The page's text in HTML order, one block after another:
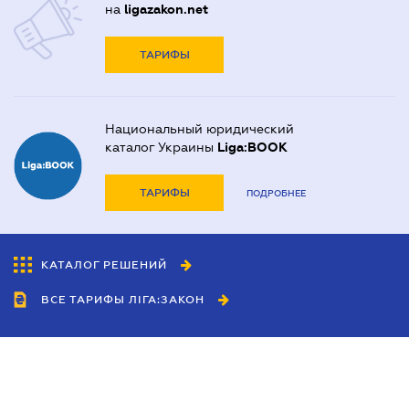
на ligazakon.net
ТАРИФЫ
Национальный юридический
каталог Украины Liga:BOOK
ТАРИФЫ ПОДРОБНЕЕ
КАТАЛОГ РЕШЕНИЙ
ВСЕ ТАРИФЫ ЛІГА:ЗАКОН